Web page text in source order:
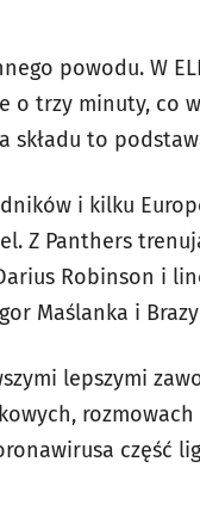
powodu. W
o trzy minuty,
składu to
i kilku
Z Panthers
Robinson i
Maślanka i
lepszymi
część